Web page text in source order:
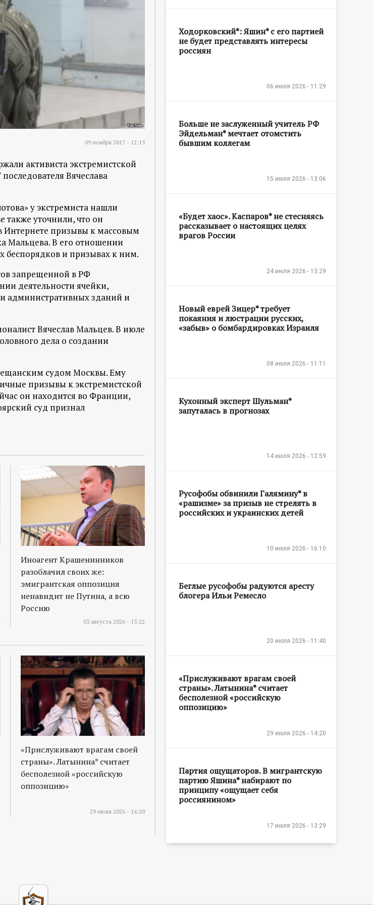
09 ноября 2017 - 12:15
активиста экстремистской
Вячеслава
у экстремиста нашли
также уточнили, что он
Интернете призывы к массовым
Мальцева. В его отношении
беспорядков и призывах к ним.
запрещенной в РФ
деятельности ячейки,
административных зданий и
Вячеслав Мальцев. В июле
дела о создании
судом Москвы. Ему
призывы к экстремистской
он находится во Франции,
суд признал
Иноагент Крашенинников
разоблачил своих же:
эмигрантская оппозиция
ненавидит не Путина, а всю
Россию
03 августа 2026 - 15:22
«Прислуживают врагам своей
страны». Латынина* считает
бесполезной «российскую
оппозицию»
29 июля 2026 - 14:20
Ходорковский*: Яшин* с его партией
не будет представлять интересы
россиян
06 июля 2026 - 11:29
Больше не заслуженный учитель РФ
Эйдельман* мечтает отомстить
бывшим коллегам
15 июля 2026 - 13:06
«Будет хаос». Каспаров* не стесняясь
рассказывает о настоящих целях
врагов России
24 июля 2026 - 13:29
Новый еврей Зицер* требует
покаяния и люстрации русских,
«забыв» о бомбардировках Израиля
08 июля 2026 - 11:11
Кухонный эксперт Шульман*
запуталась в прогнозах
14 июля 2026 - 12:59
Русофобы обвинили Галямину* в
«рашизме» за призыв не стрелять в
российских и украинских детей
10 июля 2026 - 16:10
Беглые русофобы радуются аресту
блогера Ильи Ремесло
20 июля 2026 - 11:40
«Прислуживают врагам своей
страны». Латынина* считает
бесполезной «российскую
оппозицию»
29 июля 2026 - 14:20
Партия ощущаторов. В мигрантскую
партию Яшина* набирают по
принципу «ощущает себя
россиянином»
17 июля 2026 - 13:29